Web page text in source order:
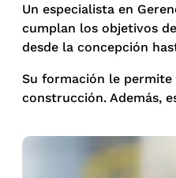
Un especialista en
cumplan los objetivos
desde la concepción
Su formación le
construcción. Además,